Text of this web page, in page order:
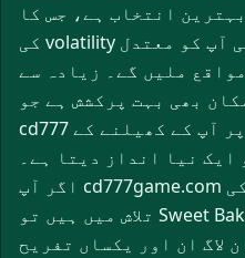
بہترین انتخاب ہے، جس کا RTP تقریباً 96.8% ہے۔ اس
کی volatility درمیانے درجے کی ہے، یعنی آپ کو معتدل
ملیں گے۔ زیادہ سے
بھی بہت پرکشش ہے جو
cd777 جیسے معروف پلیٹ فارم پر آپ کے کھیلنے کے
ایک نیا انداز دیتا ہے۔
اگر آپ cd777game.com پر بہترین آن لائن گیمز کی
تلاش میں ہیں تو Sweet Baklava ضرور آزمائیں۔ یہاں
لاگ ان اور یکساں تفریح